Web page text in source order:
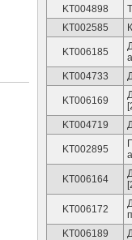
KT004898
KT002585
KT006185
KT004733
KT006169
KT004719
KT002895
KT006164
KT006172
KT006189